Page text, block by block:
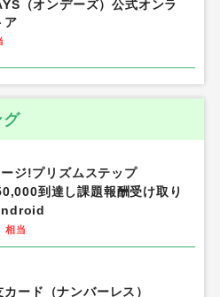
（オンデーズ）公式オンラ
ア
グ
ジ!プリズムステップ
到達し課題報酬受け取り
相当
ード（ナンバーレス）